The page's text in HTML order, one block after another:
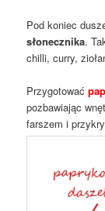
Pod koniec
słonecznika.
chilli, curry,
Przygotować
pozbawiając
farszem i